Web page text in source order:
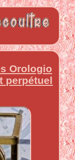
Orologio
perpétuel